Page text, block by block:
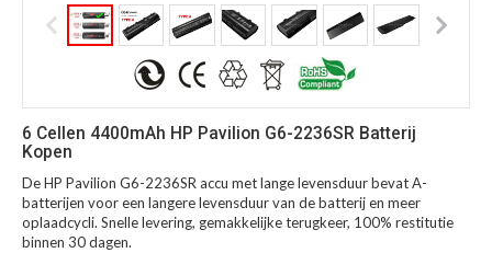
6 Cellen 4400mAh HP Pavilion G6-2236SR Batterij
Kopen
De HP Pavilion G6-2236SR accu met lange levensduur bevat A-
batterijen voor een langere levensduur van de batterij en meer
oplaadcycli. Snelle levering, gemakkelijke terugkeer, 100% restitutie
binnen 30 dagen.